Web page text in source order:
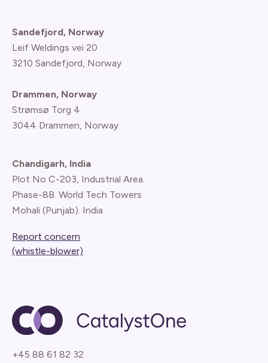
Sandefjord, Norway
Leif Weldings vei 20
3210 Sandefjord, Norway
Drammen, Norway
Strømsø Torg 4
3044 Drammen, Norway
Chandigarh, India
Plot No C-203, Industrial Area.
Phase-8B. World Tech Towers
Mohali (Punjab). India
Report concern
(whistle-blower)
+45 88 61 82 32